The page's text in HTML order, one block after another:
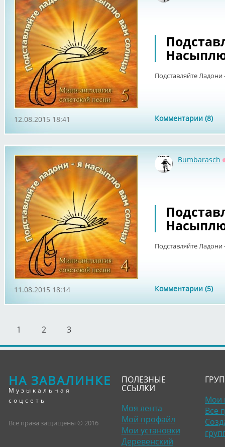
Подставляйте
Комментарии (8)
12.08.2015 18:41
Bumbarasch
Подставляйте
Комментарии (5)
11.08.2015 18:14
1 2 3
НА ЗАВАЛИНКЕ
Музыкальная
соцсеть
Все права защищены © 2016
ПОЛЕЗНЫЕ
ССЫЛКИ
Моя лента
Мой профайл
Мои установки
Деревенский
Мои
Все